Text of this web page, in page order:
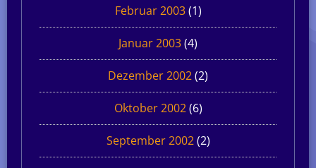
Februar 2003(1)
Januar 2003(4)
Dezember 2002(2)
Oktober 2002(6)
September 2002(2)